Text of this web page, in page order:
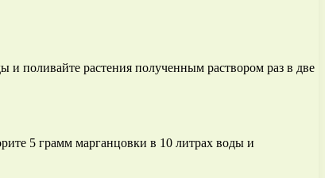
и поливайте растения полученным раствором раз в две
5 грамм марганцовки в 10 литрах воды и